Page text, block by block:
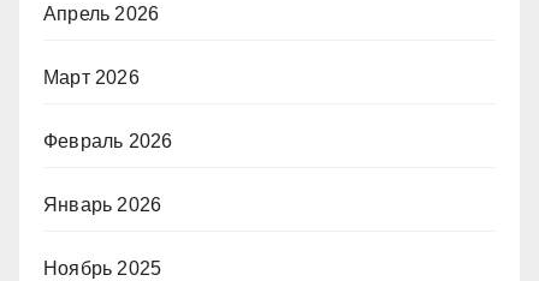
Апрель 2026
Март 2026
Февраль 2026
Январь 2026
Ноябрь 2025